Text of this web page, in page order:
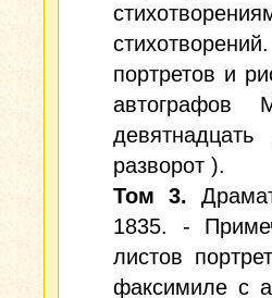
портретов и
разворот ).
Том 3.
1835. -
листов
факсимиле с